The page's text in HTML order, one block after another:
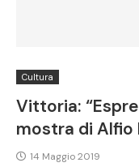
Cultura
Vittoria:
mostra di Alfio
14 Maggio 2019